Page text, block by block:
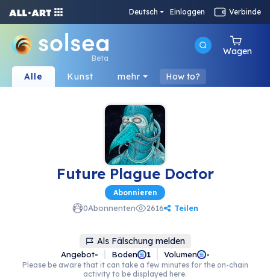
Deutsch Einloggen Verbinde
Beta
Wagen
Alle Kunst mehr How to?
Future Plague Doctor
Abonnieren
0Abonnenten 2616 Teilen
Als Fälschung melden
Angebot- Boden 1 Volumen -
Please be aware that it can take a few minutes for the on-chain
activity to be displayed here.